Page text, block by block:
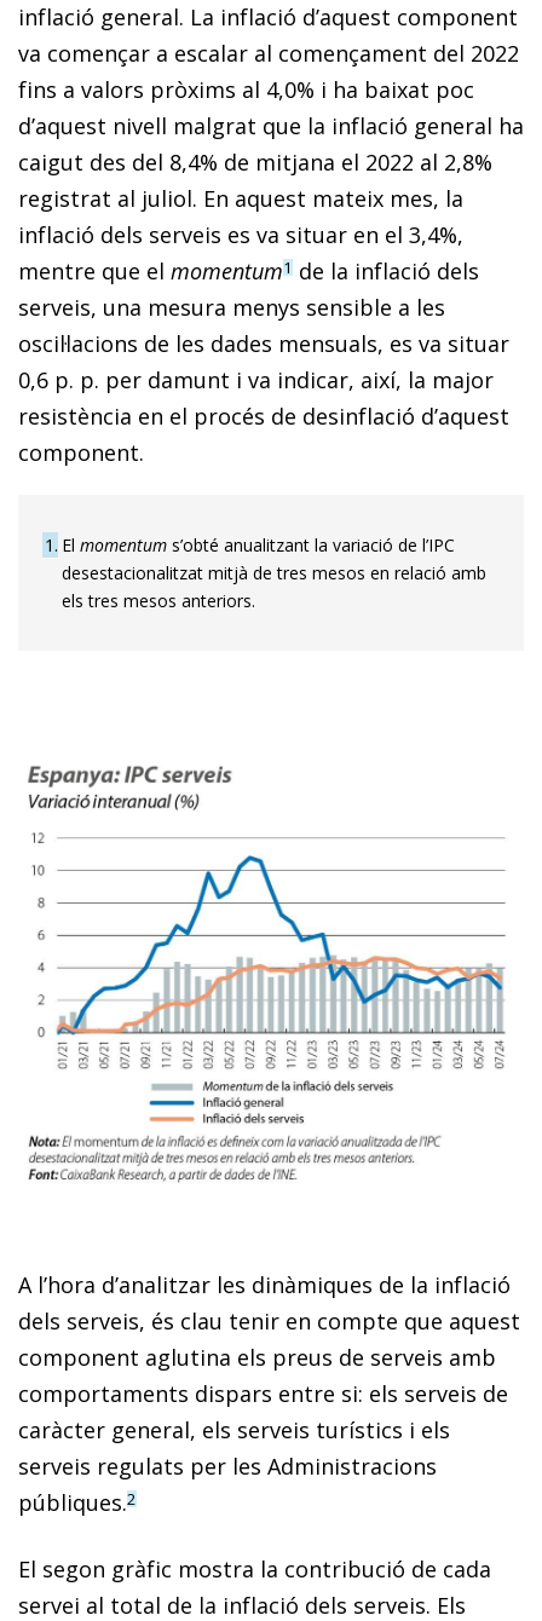
inflació general. La inflació d’aquest component
va començar a escalar al començament del 2022
fins a valors pròxims al 4,0% i ha baixat poc
d’aquest nivell mal­­grat que la inflació general ha
caigut des del 8,4% de mitjana el 2022 al 2,8%
registrat al juliol. En aquest mateix mes, la
inflació dels serveis es va situar en el 3,4%,
mentre que el momentum1 de la inflació dels
serveis, una mesura menys sensible a les
oscil·lacions de les dades mensuals, es va situar
0,6 p. p. per damunt i va indicar, així, la major
resistència en el procés de desinflació d’aquest
component.
1 El momentum s’obté anualitzant la variació de l’IPC
desestacionalitzat mitjà de tres mesos en relació amb
els tres mesos anteriors.
A l’hora d’analitzar les dinàmiques de la inflació
dels serveis, és clau tenir en compte que aquest
component aglutina els preus de serveis amb
comportaments dispars entre si: els serveis de
caràcter general, els serveis turístics i els
serveis regulats per les Administracions
públiques.2
El segon gràfic mostra la contribució de cada
servei al to­­tal de la inflació dels serveis. Els